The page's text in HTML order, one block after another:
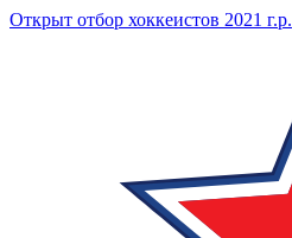
Открыт отбор хоккеистов 2021 г.р.